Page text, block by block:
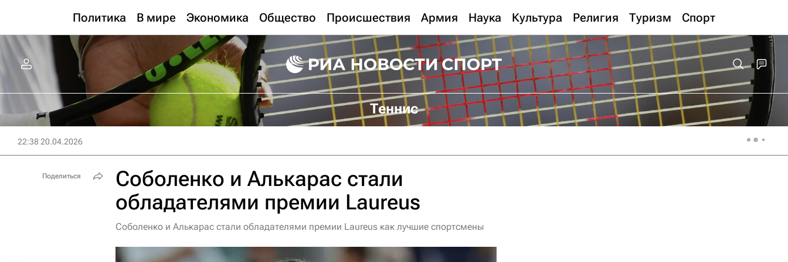
Политика В мире Экономика Общество Происшествия Армия Наука Культура Религия Туризм Спорт
Теннис
22:38 20.04.2026
Соболенко и Алькарас стали
обладателями премии Laureus
Соболенко и Алькарас стали обладателями премии Laureus как лучшие спортсмены
Поделиться